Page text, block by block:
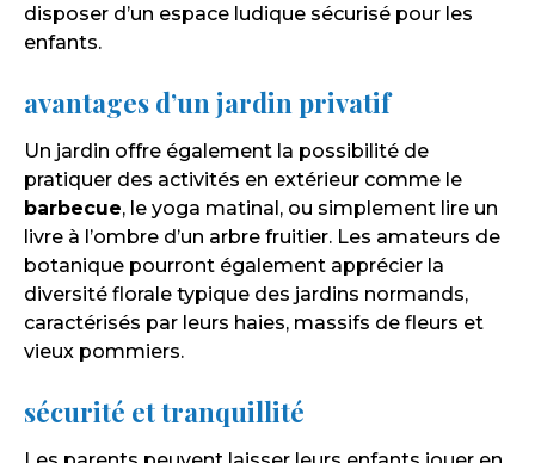
disposer d’un espace ludique sécurisé pour les
enfants.
avantages d’un jardin privatif
Un jardin offre également la possibilité de
pratiquer des activités en extérieur comme le
barbecue, le yoga matinal, ou simplement lire un
livre à l’ombre d’un arbre fruitier. Les amateurs de
botanique pourront également apprécier la
diversité florale typique des jardins normands,
caractérisés par leurs haies, massifs de fleurs et
vieux pommiers.
sécurité et tranquillité